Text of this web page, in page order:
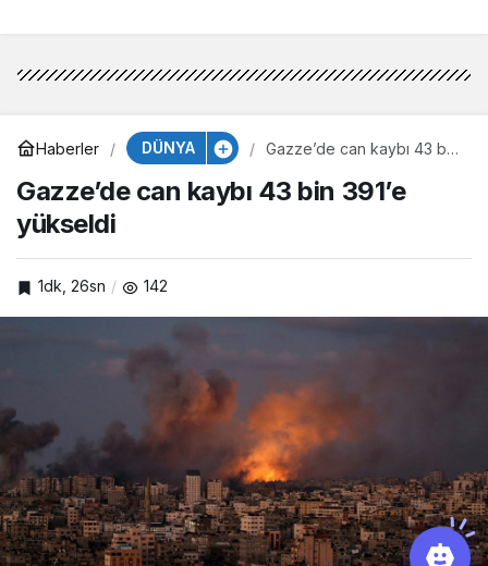
Haberler DÜNYA
Gazze’de can kaybı 43 bin
Gazze’de can kaybı 43 bin 391’e
yükseldi
1dk, 26sn 142